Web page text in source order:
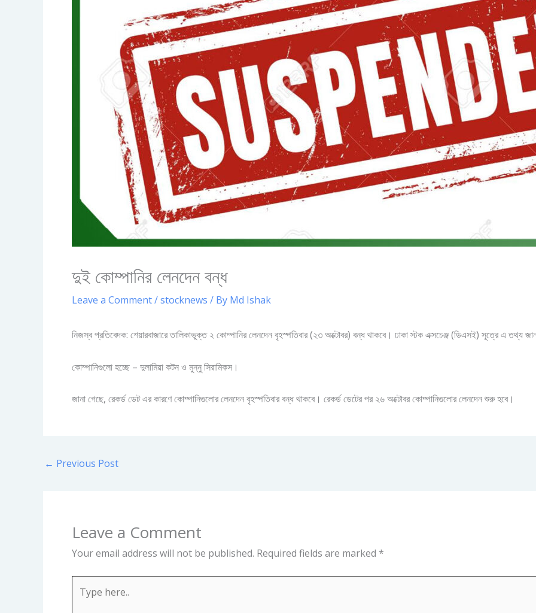
দুই কোম্পানির লেনদেন বন্ধ
Leave a Comment/stocknews / By Md Ishak
নিজস্ব প্রতিবেদক: শেয়ারবাজারে তালিকাভুক্ত ২ কোম্পানির লেনদেন বৃহস্পতিবার (২৩ অক্টোবর) বন্ধ থাকবে। ঢাকা স্টক এক্সচেঞ্জ (ডিএসই) সূত্রে এ তথ্য
কোম্পানিগুলো হচ্ছে – দুলামিয়া কটন ও মুন্নু সিরামিকস।
জানা গেছে, রেকর্ড ডেট এর কারণে কোম্পানিগুলোর লেনদেন বৃহস্পতিবার বন্ধ থাকবে। রেকর্ড ডেটের পর ২৬ অক্টোবর কোম্পানিগুলোর লেনদেন শুরু হবে।
← Previous Post
Leave a Comment
Your email address will not be published. Required fields are marked *
here..